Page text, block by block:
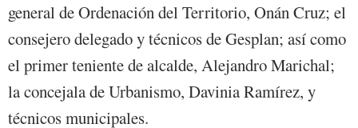
general de Ordenación del Territorio, Onán Cruz; el
consejero delegado y técnicos de Gesplan; así como
el primer teniente de alcalde, Alejandro Marichal;
la concejala de Urbanismo, Davinia Ramírez, y
técnicos municipales.